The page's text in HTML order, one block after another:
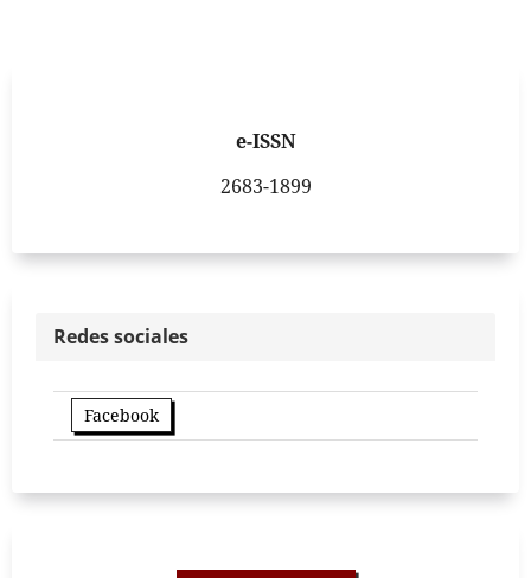
e-ISSN
2683-1899
Redes sociales
Facebook